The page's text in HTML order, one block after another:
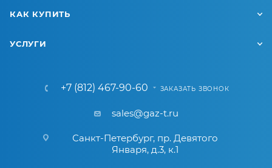
КАК КУПИТЬ
УСЛУГИ
+7 (812) 467-90-60 ЗАКАЗАТЬ ЗВОНОК
sales@gaz-t.ru
Санкт-Петербург, пр. Девятого
Января, д.3, к.1